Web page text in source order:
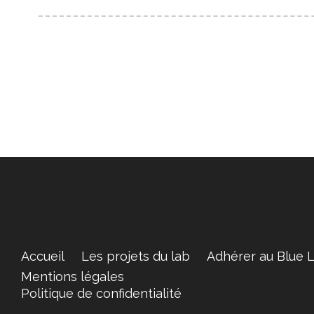
Accueil Les projets du lab
Adhérer au Blue
Mentions légales
Politique de confidentialité